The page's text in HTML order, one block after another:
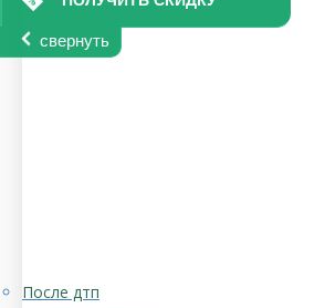
свернуть
После дтп